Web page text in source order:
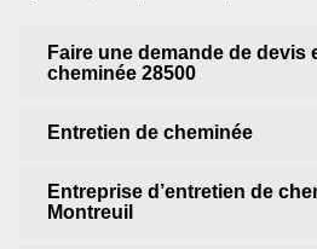
Faire une demande de devis
cheminée 28500
Entretien de cheminée
Entreprise d’entretien de
Montreuil